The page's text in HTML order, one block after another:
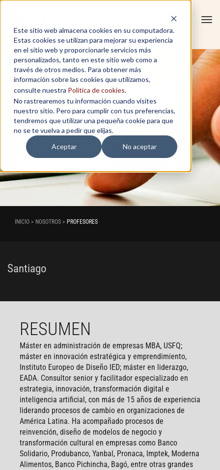
Este sitio web almacena cookies en su computadora.
Estas cookies se utilizan para mejorar su experiencia
en el sitio web y proporcionarle servicios más
personalizados, tanto en este sitio web como a
través de otros medios. Para obtener más
información sobre las cookies que utilizamos,
consulte nuestra Política de cookies.
No rastrearemos tu información cuando visites
nuestro sitio. Pero para cumplir con tus preferencias,
tendremos que utilizar una pequeña cookie para que
no se te vuelva a pedir que elijas.
Aceptar
No aceptar
PROFESORES
INICIO > NOSOTROS > PROFESORES
Santiago
RESUMEN
Máster en administración de empresas MBA, USFQ;
máster en innovación estratégica y emprendimiento,
Instituto Europeo de Diseño IED; máster en liderazgo,
EADA. Consultor senior y facilitador especializado en
estrategia, innovación, transformación digital e
inteligencia artificial, con más de 15 años de experiencia
liderando procesos de cambio en organizaciones de
América Latina. Ha acompañado procesos de
reinvención, diseño de modelos de negocio y
transformación cultural en empresas como Banco
Solidario, Produbanco, Yanbal, Pronaca, Imptek, Moderna
Alimentos, Banco Pichincha, Bagó, entre otras grandes